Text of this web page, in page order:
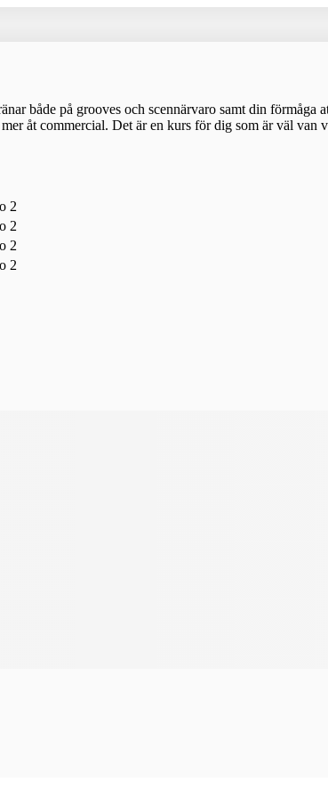
både på grooves och scennärvaro samt din
åt commercial. Det är en kurs för dig som är väl van
2
2
2
2